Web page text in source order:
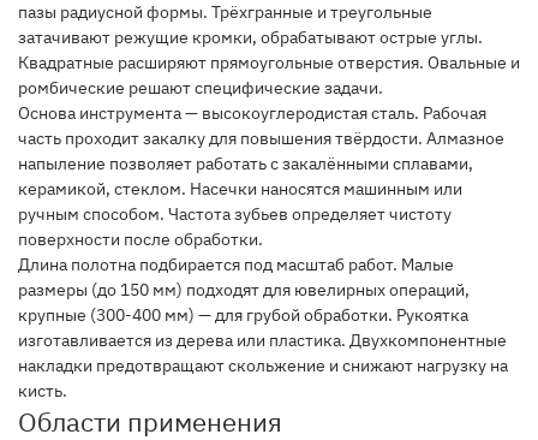
пазы радиусной формы. Трёхгранные и треугольные
затачивают режущие кромки, обрабатывают острые углы.
Квадратные расширяют прямоугольные отверстия. Овальные и
ромбические решают специфические задачи.
Основа инструмента — высокоуглеродистая сталь. Рабочая
часть проходит закалку для повышения твёрдости. Алмазное
напыление позволяет работать с закалёнными сплавами,
керамикой, стеклом. Насечки наносятся машинным или
ручным способом. Частота зубьев определяет чистоту
поверхности после обработки.
Длина полотна подбирается под масштаб работ. Малые
размеры (до 150 мм) подходят для ювелирных операций,
крупные (300-400 мм) — для грубой обработки. Рукоятка
изготавливается из дерева или пластика. Двухкомпонентные
накладки предотвращают скольжение и снижают нагрузку на
кисть.
Области применения